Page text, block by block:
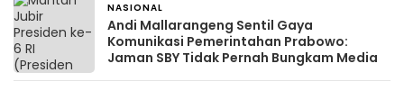
NASIONAL
Andi Mallarangeng Sentil Gaya
Komunikasi Pemerintahan Prabowo:
Jaman SBY Tidak Pernah Bungkam Media